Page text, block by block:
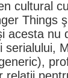
cultural
Things
acesta nu
serialului,